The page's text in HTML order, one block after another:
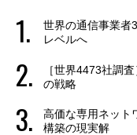
世界の通信事業者
レベルへ
［世界4473社調
の戦略
高価な専用ネット
構築の現実解